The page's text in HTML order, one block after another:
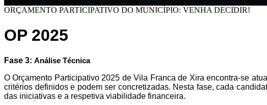
ORÇAMENTO PARTICIPATIVO DO MUNICÍPIO: VENHA DECIDIR!
OP 2025
Fase 3: Análise Técnica
O Orçamento Participativo 2025 deVila Franca de Xira encontra-se
critérios definidos e podem ser concretizadas. Nesta fase, cada
das iniciativas e a respetiva viabilidade financeira.